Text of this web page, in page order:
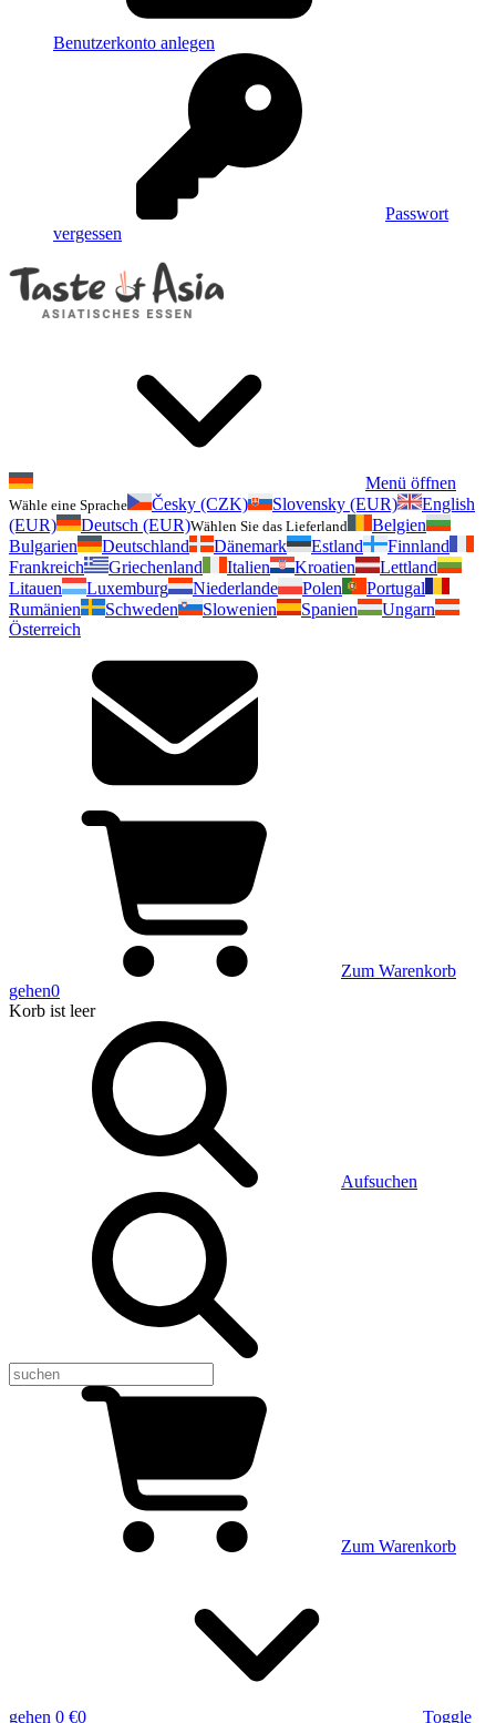
Benutzerkonto anlegen
Passwort
vergessen
Menü öffnen
Wähle eine Sprache Česky (CZK) Slovensky (EUR)
English
(EUR)
Deutsch (EUR)Wählen Sie das Lieferland
Belgien
Bulgarien
Deutschland Dänemark Estland
Finnland
Frankreich
Griechenland Italien Kroatien
Lettland
Litauen
Luxemburg Niederlande Polen
Portugal
Rumänien
Schweden Slowenien Spanien
Ungarn
Österreich
Zum Warenkorb
gehen0
Korb ist leer
Aufsuchen
Zum Warenkorb
gehen 0 €0
Toggle